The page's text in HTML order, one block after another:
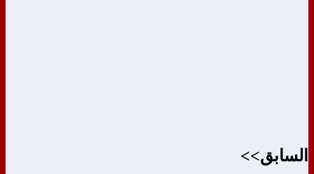
السابق>>